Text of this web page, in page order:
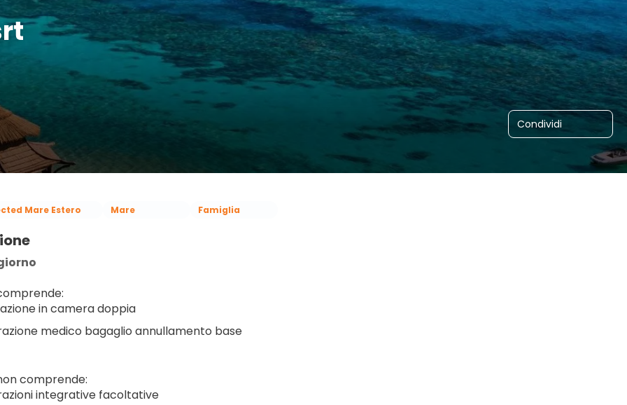
Condividi
Mare Estero Mare Famiglia
in camera doppia
medico bagaglio annullamento base
comprende:
integrative facoltative